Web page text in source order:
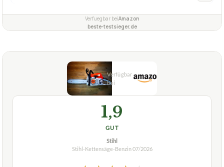
Verfuegbar beiAmazon
beste-testsieger.de
1,9
GUT
Stihl
Stihl-Kettensäge-Benzin07/2026